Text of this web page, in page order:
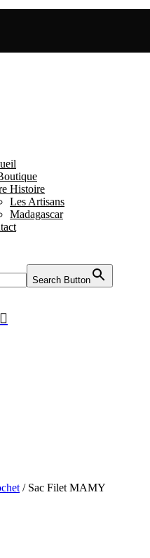
Histoire
Les Artisans
Madagascar
Search Button

/ Sac Filet MAMY